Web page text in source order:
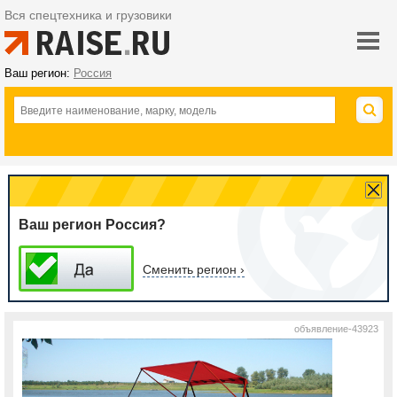
Вся спецтехника и грузовики
Ваш регион: Россия
Ваш регион Россия?
Сменить регион ›
объявление-43923